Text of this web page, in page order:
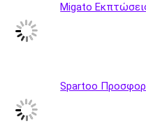
Migato
Spartoo